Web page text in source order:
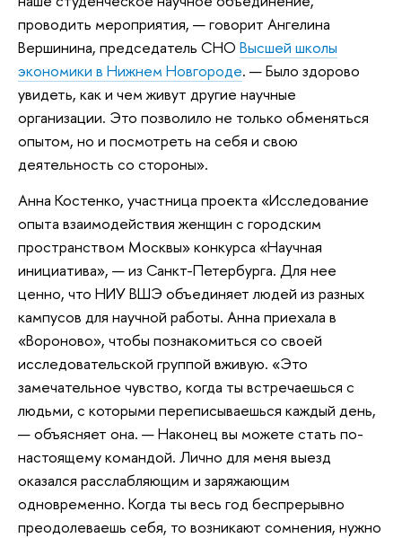
проводить мероприятия, — говорит Ангелина
Вершинина, председатель СНО Высшей школы
экономики в Нижнем Новгороде. — Было здорово
увидеть, как и чем живут другие научные
организации. Это позволило не только обменяться
опытом, но и посмотреть на себя и свою
деятельность со стороны».
Анна Костенко, участница проекта «Исследование
опыта взаимодействия женщин с городским
пространством Москвы» конкурса «Научная
инициатива», — из Санкт-Петербурга. Для нее
ценно, что НИУ ВШЭ объединяет людей из разных
кампусов для научной работы. Анна приехала в
«Вороново», чтобы познакомиться со своей
исследовательской группой вживую. «Это
замечательное чувство, когда ты встречаешься с
людьми, с которыми переписываешься каждый день,
— объясняет она. — Наконец вы можете стать по-
настоящему командой. Лично для меня выезд
оказался расслабляющим и заряжающим
одновременно. Когда ты весь год беспрерывно
преодолеваешь себя, то возникают сомнения, нужно